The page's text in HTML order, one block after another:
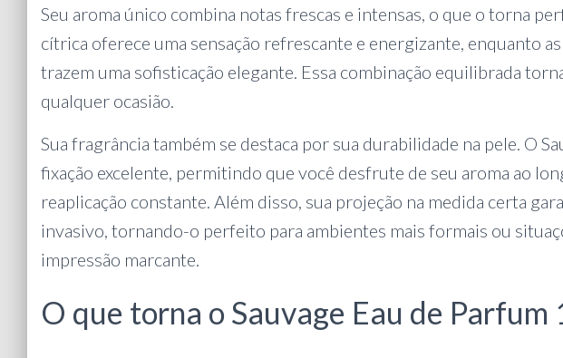
Seu aroma único combina notas frescas e intensas, o que o torna
cítrica oferece uma sensação refrescante e energizante, enquanto
trazem uma sofisticação elegante. Essa combinação equilibrada
qualquer ocasião.
Sua fragrância também se destaca por sua durabilidade na pele. O
fixação excelente, permitindo que você desfrute de seu aroma ao
reaplicação constante. Além disso, sua projeção na medida certa
invasivo, tornando-o perfeito para ambientes mais formais ou
impressão marcante.
O que torna o Sauvage Eau de